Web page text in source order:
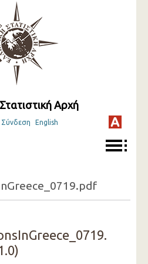
Αρχή
Σύνδεση English